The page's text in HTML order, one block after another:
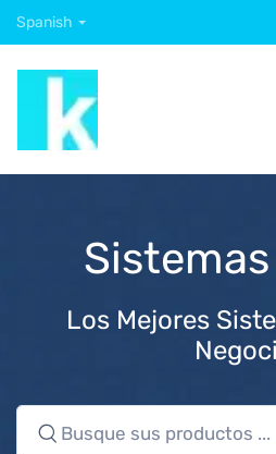
Spanish
Los Mejores